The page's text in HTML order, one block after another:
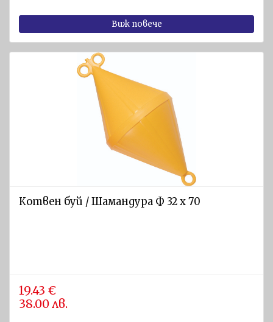
Виж повече
Котвен буй / Шамандура Ф 32 x 70
19.43 €
38.00 лв.